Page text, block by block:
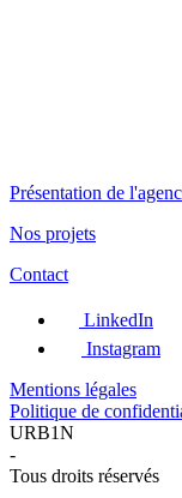
Présentation de
Nos projets
Contact
LinkedIn
Instagram
Mentions légales
Politique de
URB1N
-
Tous droits réservés